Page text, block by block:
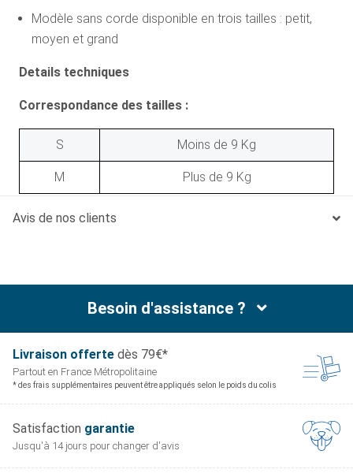
Modèle sans corde disponible en trois tailles : petit,
moyen et grand
Details techniques
Correspondance des tailles :
S Moins de 9 Kg
M Plus de 9 Kg
Avis de nos clients
Besoin d'assistance ?
Livraison offerte dès 79€*
Partout en France Métropolitaine
* des frais supplémentaires peuvent être appliqués selon le poids du colis
Satisfaction garantie
Jusqu'à 14 jours pour changer d'avis